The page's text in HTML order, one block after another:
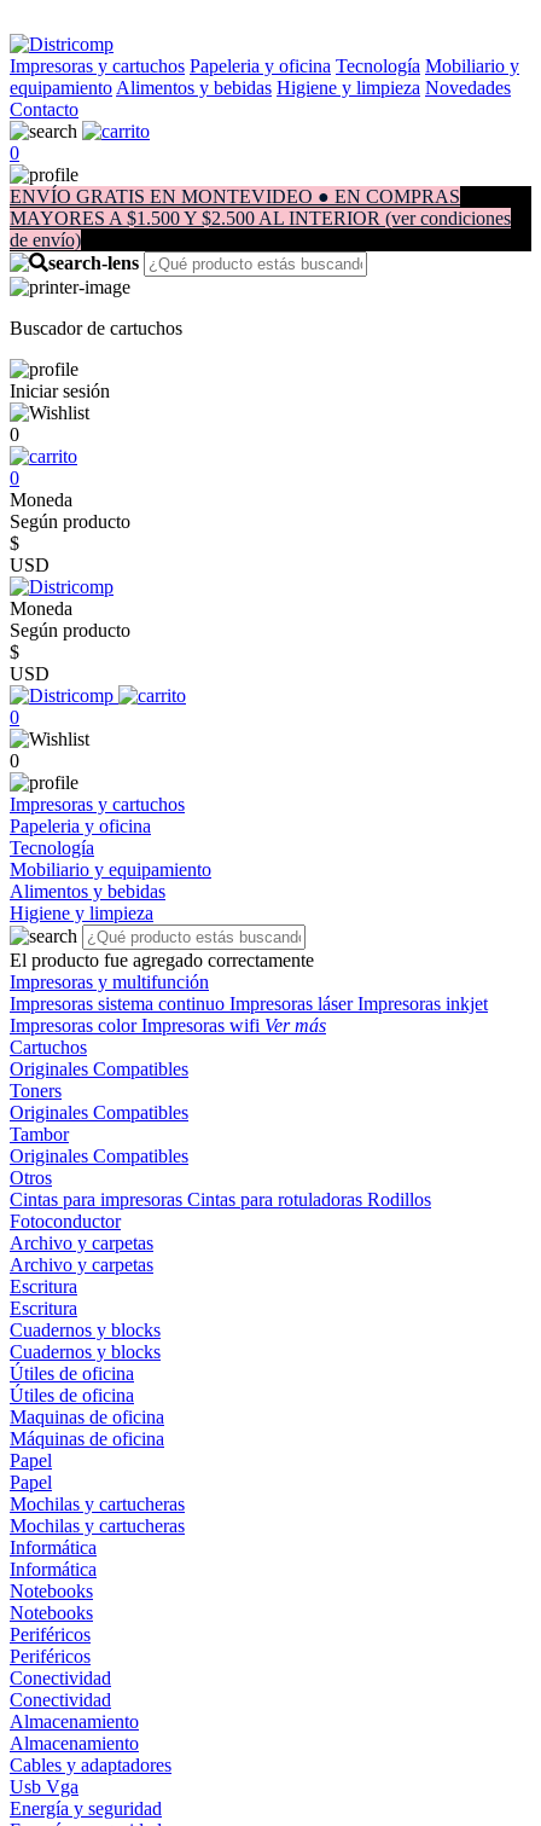
Impresoras y cartuchos Papeleria y oficina Tecnología Mobiliario y
equipamiento Alimentos y bebidas Higiene y limpieza Novedades
Contacto
0
ENVÍO GRATIS EN MONTEVIDEO ● EN COMPRAS
MAYORES A $1.500 Y $2.500 AL INTERIOR (ver condiciones
de envío)
Buscador de cartuchos
Iniciar sesión
0
0
Moneda
Según producto
$
USD
Moneda
Según producto
$
USD
0
0
Impresoras y cartuchos
Papeleria y oficina
Tecnología
Mobiliario y equipamiento
Alimentos y bebidas
Higiene y limpieza
El producto fue agregado correctamente
Impresoras y multifunción
Impresoras sistema continuo Impresoras láserImpresoras inkjet
Impresoras colorImpresoras wifi Ver más
Cartuchos
Originales Compatibles
Toners
Originales Compatibles
Tambor
Originales Compatibles
Otros
Cintas para impresoras Cintas para rotuladoras Rodillos
Fotoconductor
Archivo y carpetas
Archivo y carpetas
Escritura
Escritura
Cuadernos y blocks
Cuadernos y blocks
Útiles de oficina
Útiles de oficina
Maquinas de oficina
Máquinas de oficina
Papel
Papel
Mochilas y cartucheras
Mochilas y cartucheras
Informática
Informática
Notebooks
Notebooks
Periféricos
Periféricos
Conectividad
Conectividad
Almacenamiento
Almacenamiento
Cables y adaptadores
Usb Vga
Energía y seguridad